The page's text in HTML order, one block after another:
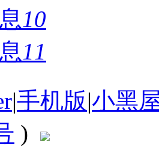
10
11
|手机版|小黑
)